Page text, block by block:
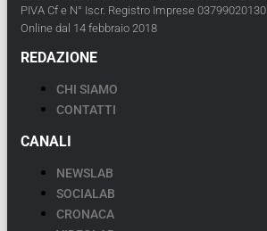
PIVA Cf e N° Iscr. Registro Imprese 03799020130
Online dal 14 febbraio 2018
REDAZIONE
CHI SIAMO
CONTATTI
CANALI
NEWSLAB
SOCIALAB
CRONACA